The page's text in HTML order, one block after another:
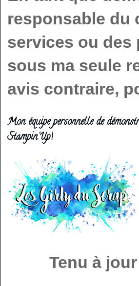
responsable du
services ou des
sous ma seule
avis contraire,
Mon équipe personnelle de
Stampin'Up!
Tenu à